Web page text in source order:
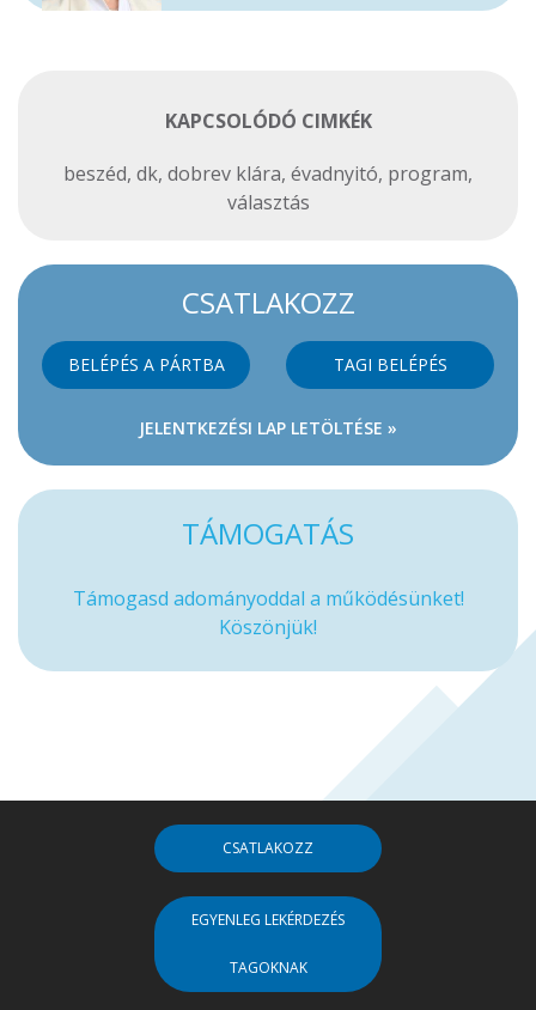
KAPCSOLÓDÓ CIMKÉK
beszéd, dk, dobrev klára, évadnyitó, program,
választás
CSATLAKOZZ
BELÉPÉS A PÁRTBA TAGI BELÉPÉS
JELENTKEZÉSI LAP LETÖLTÉSE »
TÁMOGATÁS
Támogasd adományoddal a működésünket!
Köszönjük!
CSATLAKOZZ
EGYENLEG LEKÉRDEZÉS
TAGOKNAK